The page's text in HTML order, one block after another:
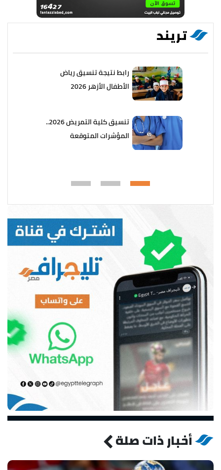
تريند
رابط نتيجة تنسيق رياض
الأطفال الأزهر 2026
تنسيق كلية التمريض 2026..
المؤشرات المتوقعة
أخبار ذات صلة